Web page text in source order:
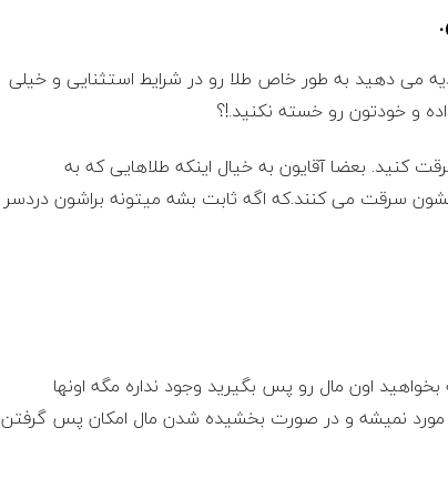
می دهید به طور خاص طلا رو در شرایط استثنایی و خیلی
و خودتون رو خسته نکنید.!؟
کنید. بعضا آقایون به خیال اینکه طلاهایی که به
سرقت می کنند.که اگه ثابت بشه میتونه براشون دردسر
بخواهید اون مال رو پس بگیرید وجود نداره مگه اونها
مورد نمیشه و در صورت بخشیده شدن مال امکان پس گرفتن